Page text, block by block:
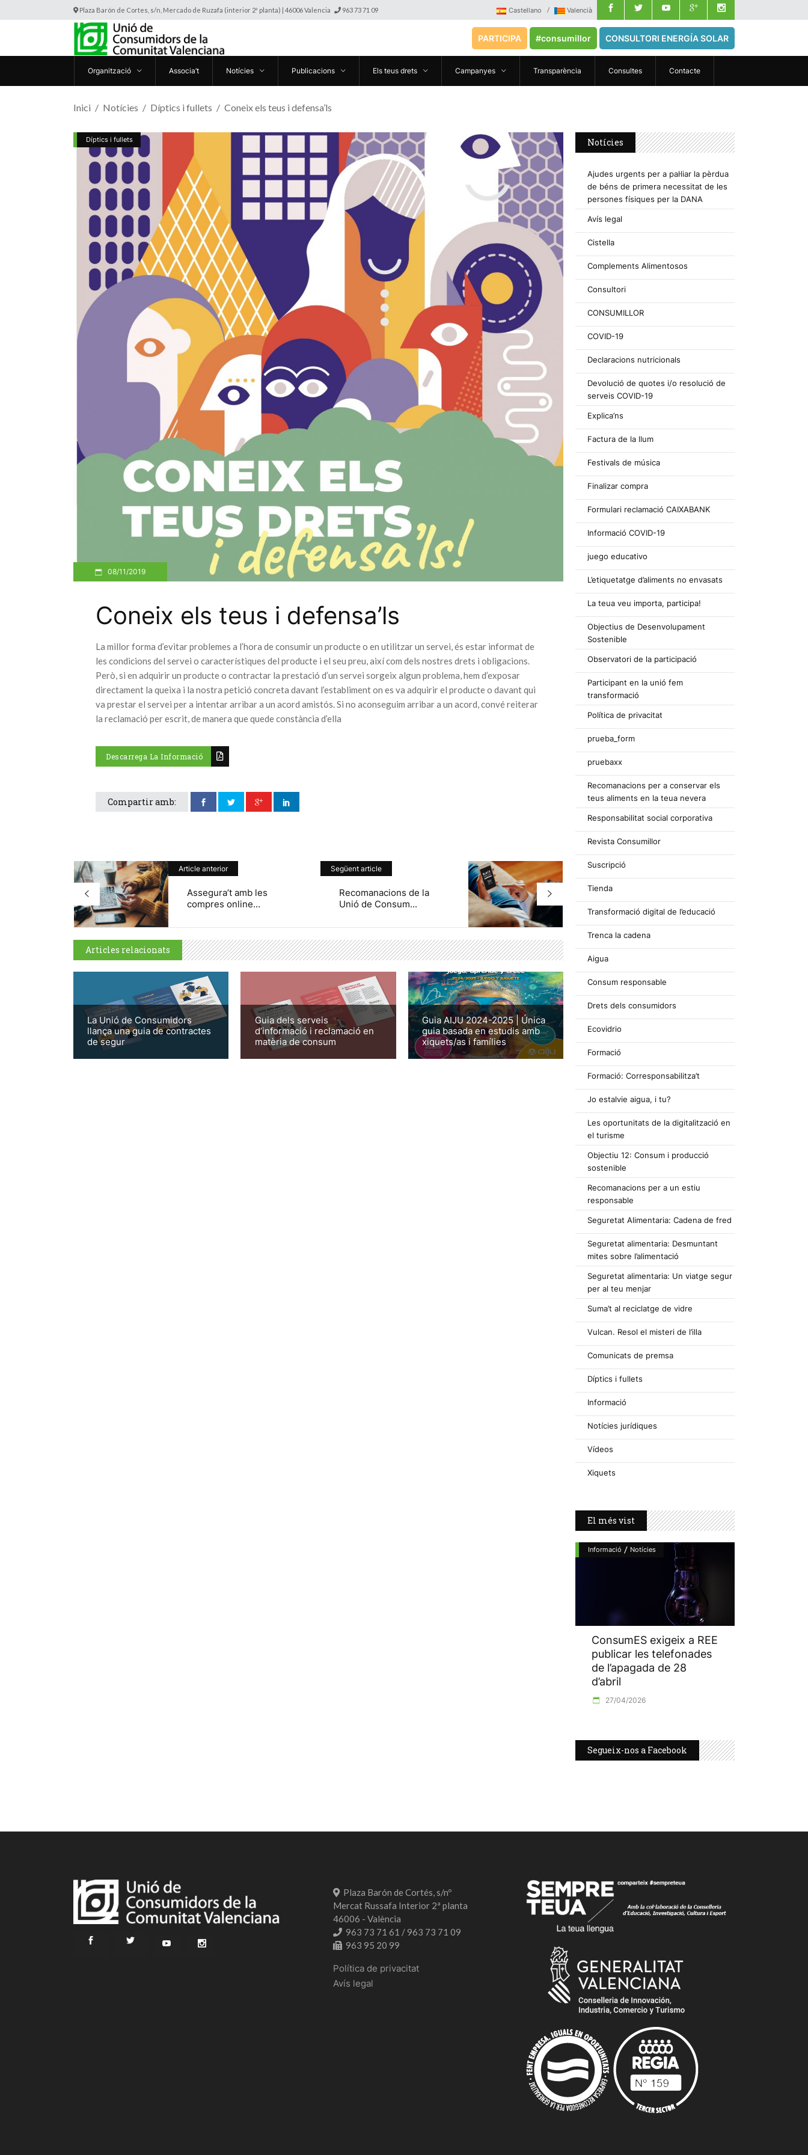
Plaza Barón de Cortes, s/n, Mercado de Ruzafa (interior 2ª planta) | 46006 Valencia 963 73 71 09 Castellano Valencià
PARTICIPA #consumillor CONSULTORI ENERGÍA SOLAR
Organització Associa’t Notícies Publicacions Els teus drets Campanyes Transparència Consultes Contacte
Inici Notícies Díptics i fullets Coneix els teus i defensa’ls
Díptics i fullets
08/11/2019
Coneix els teus i defensa’ls
La millor forma d’evitar problemes a l’hora de consumir un producte o en utilitzar un servei, és estar informat de
les condicions del servei o característiques del producte i el seu preu, així com dels nostres drets i obligacions.
Però, si en adquirir un producte o contractar la prestació d’un servei sorgeix algun problema, hem d’exposar
directament la queixa i la nostra petició concreta davant l’establiment on es va adquirir el producte o davant qui
va prestar el servei per a intentar arribar a un acord amistós. Si no aconseguim arribar a un acord, convé reiterar
la reclamació per escrit, de manera que quede constància d’ella
Descarrega La Informació
Compartir amb:
Article anterior
Assegura’t amb les
compres online...
Següent article
Recomanacions de la
Unió de Consum...
Articles relacionats
La Unió de Consumidors
llança una guia de contractes
de segur
Guia dels serveis
d’informació i reclamació en
matèria de consum
Guia AIJU 2024-2025 | Única
guia basada en estudis amb
xiquets/as i famílies
Notícies
Ajudes urgents per a pal·liar la pèrdua
de béns de primera necessitat de les
persones físiques per la DANA
Avís legal
Cistella
Complements Alimentosos
Consultori
CONSUMILLOR
COVID-19
Declaracions nutricionals
Devolució de quotes i/o resolució de
serveis COVID-19
Explica’ns
Factura de la llum
Festivals de música
Finalizar compra
Formulari reclamació CAIXABANK
Informació COVID-19
juego educativo
L’etiquetatge d’aliments no envasats
La teua veu importa, participa!
Objectius de Desenvolupament
Sostenible
Observatori de la participació
Participant en la unió fem
transformació
Política de privacitat
prueba_form
pruebaxx
Recomanacions per a conservar els
teus aliments en la teua nevera
Responsabilitat social corporativa
Revista Consumillor
Suscripció
Tienda
Transformació digital de l’educació
Trenca la cadena
Aigua
Consum responsable
Drets dels consumidors
Ecovidrio
Formació
Formació: Corresponsabilitza’t
Jo estalvie aigua, i tu?
Les oportunitats de la digitalització en
el turisme
Objectiu 12: Consum i producció
sostenible
Recomanacions per a un estiu
responsable
Seguretat Alimentaria: Cadena de fred
Seguretat alimentaria: Desmuntant
mites sobre l’alimentació
Seguretat alimentaria: Un viatge segur
per al teu menjar
Suma’t al reciclatge de vidre
Vulcan. Resol el misteri de l’illa
Comunicats de premsa
Díptics i fullets
Informació
Notícies jurídiques
Vídeos
Xiquets
El més vist
Informació / Notícies
ConsumES exigeix a REE
publicar les telefonades
de l’apagada de 28
d’abril
27/04/2026
Segueix-nos a Facebook
Plaza Barón de Cortés, s/nº
Mercat Russafa Interior 2ª planta
46006 - València
963 73 71 61 / 963 73 71 09
963 95 20 99
Política de privacitat
Avís legal